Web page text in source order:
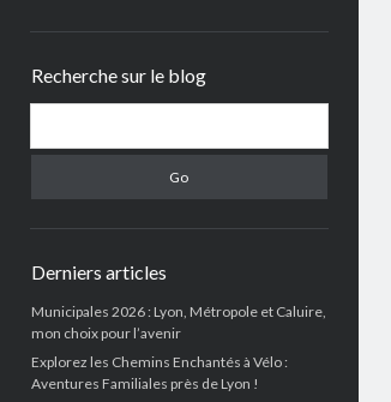
Recherche sur le blog
Derniers articles
Municipales 2026 : Lyon, Métropole et Caluire,
mon choix pour l’avenir
Explorez les Chemins Enchantés à Vélo :
Aventures Familiales près de Lyon !